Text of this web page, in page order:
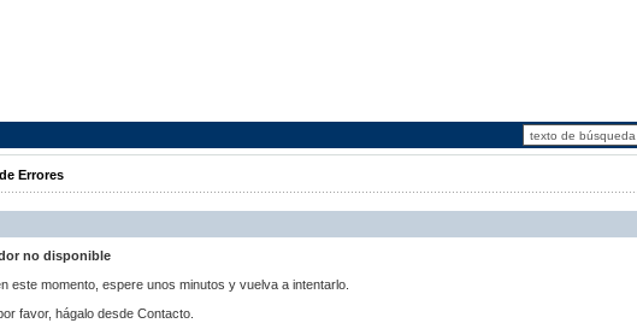
Errores
no disponible
este momento, espere unos minutos y vuelva a intentarlo.
favor, hágalo desde Contacto.